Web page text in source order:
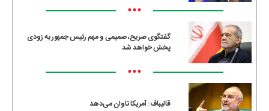
•••
گفتگوی صریح، صمیمی و مهم رئیس جمهور به زودی
پخش خواهد شد
•••
قالیباف: آمریکا تاوان می‌دهد